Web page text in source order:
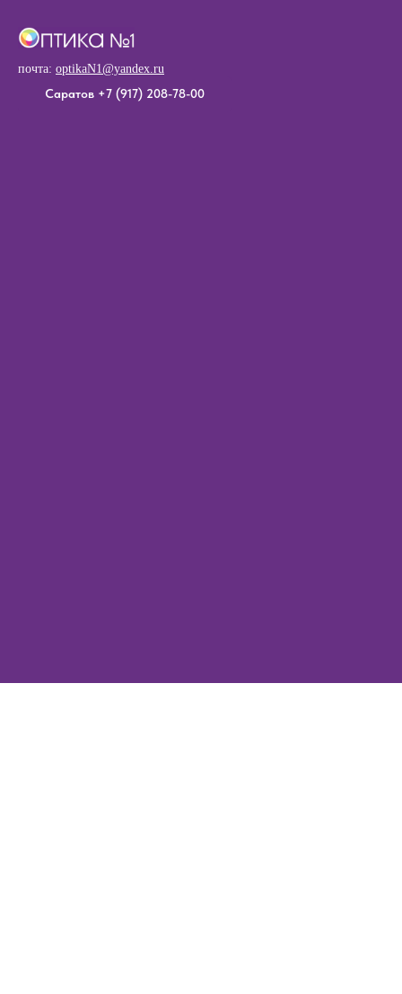
почта: optikaN1@yandex.ru
Саратов +7 (917) 208-78-00